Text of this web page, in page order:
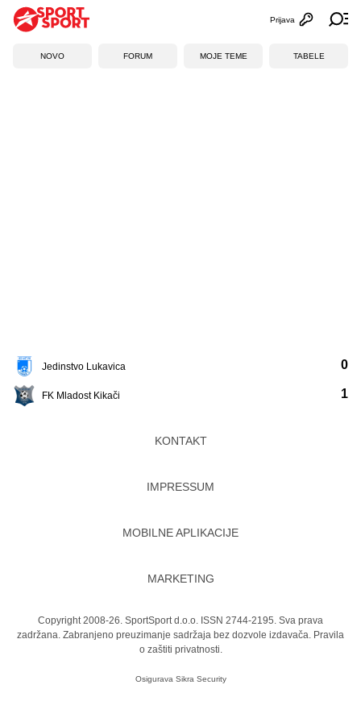
Otvori
Prijava
NOVO FORUM MOJE TEME TABELE
Jedinstvo Lukavica
FK Mladost Kikači
0
1
KONTAKT
IMPRESSUM
MOBILNE APLIKACIJE
MARKETING
Copyright 2008-26. SportSport d.o.o. ISSN 2744-2195. Sva prava
zadržana. Zabranjeno preuzimanje sadržaja bez dozvole izdavača. Pravila
o zaštiti privatnosti.
Osigurava Sikra Security